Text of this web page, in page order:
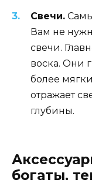
Свечи.
Вам не
свечи.
воска. Они
более
отражает
глубины.
богаты,